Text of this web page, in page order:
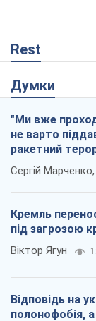
Rest
Думки
"Ми вже
не варто
ракетний
Сергій
Кремль
під загрозою
Віктор Ягун
Відповідь на
полонофобія,